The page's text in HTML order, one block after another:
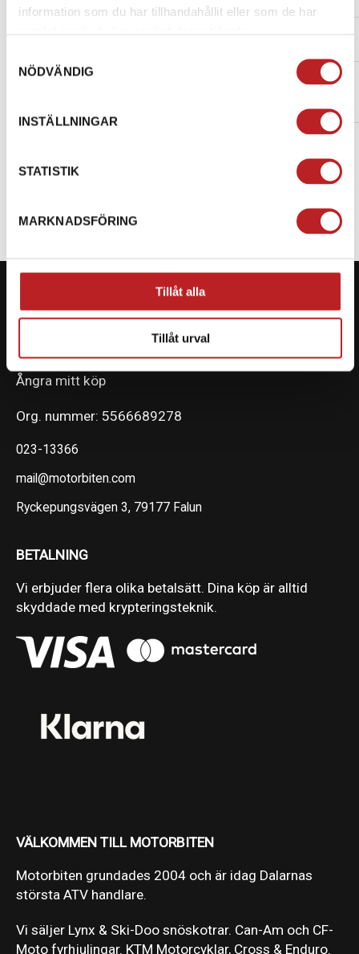
information som du har tillhandahållit eller som de har
NÖDVÄNDIG
INSTÄLLNINGAR
STATISTIK
MARKNADSFÖRING
Tillåt alla
Tillåt urval
SKI
RENEGADE
SPECIFIKATION
KONTAKTA OSS PÅ MOTORBITEN
Ångra mitt köp
Org. nummer: 5566689278
023-13366
mail@motorbiten.com
Ryckepungsvägen 3, 79177 Falun
BETALNING
Vi erbjuder flera olika betalsätt. Dina köp är alltid
skyddade med krypteringsteknik.
VÄLKOMMEN TILL MOTORBITEN
Motorbiten grundades 2004 och är idag Dalarnas
största ATV handlare.
Vi säljer Lynx & Ski-Doo snöskotrar. Can-Am och CF-
Moto fyrhjulingar. KTM Motorcyklar, Cross & Enduro.